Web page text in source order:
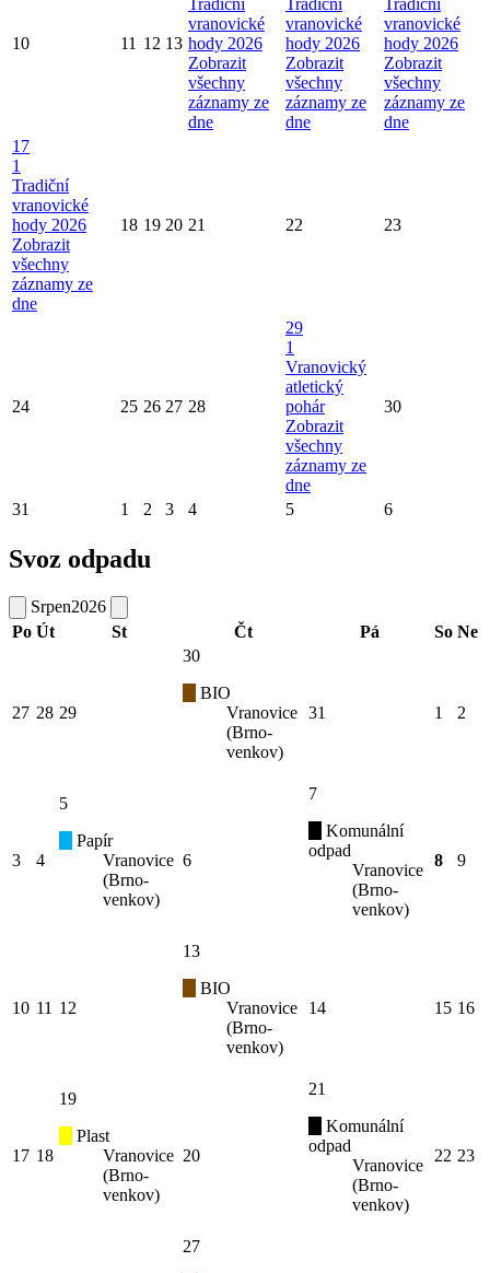
10 11 12 13
Tradiční
vranovické
hody 2026
Zobrazit
všechny
záznamy ze
dne
Tradiční
vranovické
hody 2026
Zobrazit
všechny
záznamy ze
dne
Tradiční
vranovické
hody 2026
Zobrazit
všechny
záznamy ze
dne
17
1
Tradiční
vranovické
hody 2026
Zobrazit
všechny
záznamy ze
dne
18 19 20 21 22 23
24 25 26 27 28
29
1
Vranovický
atletický
pohár
Zobrazit
všechny
záznamy ze
dne
30
31 1 2 3 4 5 6
Svoz odpadu
Srpen2026
Po Út St Čt Pá So Ne
27 28 29
30
BIO
Vranovice
(Brno-
venkov)
31 1 2
3 4
5
Papír
Vranovice
(Brno-
venkov)
6
7
Komunální
odpad
Vranovice
(Brno-
venkov)
8 9
10 11 12
13
BIO
Vranovice
(Brno-
venkov)
14 15 16
17 18
19
Plast
Vranovice
(Brno-
venkov)
20
21
Komunální
odpad
Vranovice
(Brno-
venkov)
22 23
27